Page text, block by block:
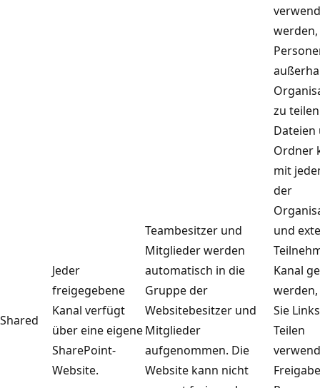
zu
Shared
Jeder
freigegebene
Kanal verfügt
über eine eigene
SharePoint-
Website.
Teambesitzer und
Mitglieder werden
automatisch in die
Gruppe der
Websitebesitzer und
Mitglieder
aufgenommen. Die
Website kann nicht
Dateien
Ordner
mit
der
und
Kanal
Sie
Teilen